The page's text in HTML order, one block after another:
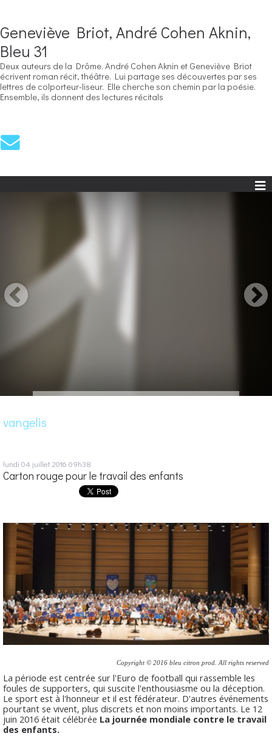
Geneviève Briot, André Cohen Aknin,
Bleu 31
Deux auteurs de la Drôme. André Cohen Aknin et Geneviève Briot
écrivent roman récit, théâtre. Lui partage ses découvertes par ses
lettres de colporteur-liseur. Elle cherche son chemin par la poésie.
Ensemble, ils donnent des lectures récitals
vangelis
lundi 04 juillet 2016 09h38
Carton rouge pour le travail des enfants
Copyright © 2016 bleu citron prod. All rights reserved
La période est centrée sur l'Euro de football qui rassemble les
foules de supporters, qui suscite l'enthousiasme ou la déception.
Le sport est à l'honneur et il est fédérateur. D'autres événements
pourtant se vivent, plus discrets et non moins importants. Le 12
juin 2016 était célébrée La journée mondiale contre le travail
des enfants.